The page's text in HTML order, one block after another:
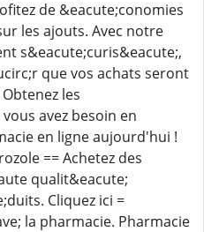
de &eacute;conomies
les ajouts. Avec notre
s&eacute;curis&eacute;,
que vos achats seront
les
avez besoin en
en ligne aujourd'hui !
== Achetez des
qualit&eacute;
Cliquez ici =
la pharmacie. Pharmacie